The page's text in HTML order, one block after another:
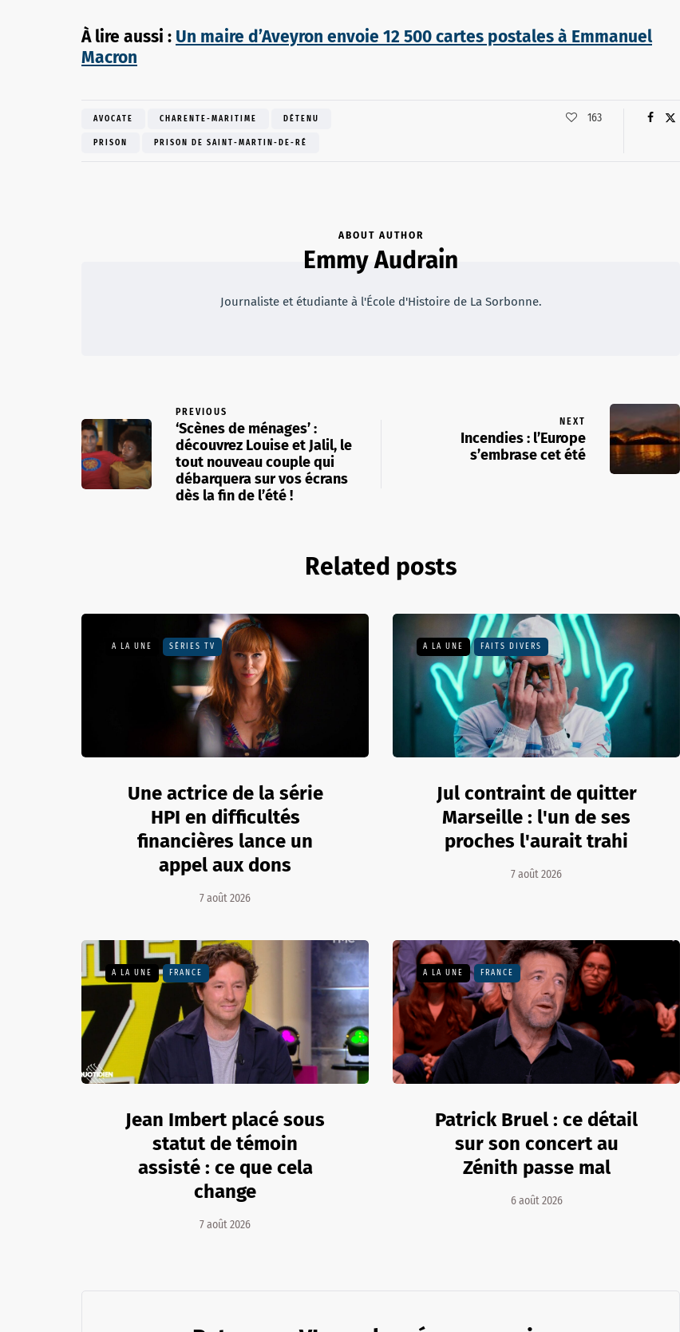
À lire aussi : Un maire d’Aveyron envoie 12 500 cartes postales à Emmanuel
Macron
AVOCATE CHARENTE-MARITIME DÉTENU
PRISON PRISON DE SAINT-MARTIN-DE-RÉ
163
ABOUT AUTHOR
Emmy Audrain
Journaliste et étudiante à l'École d'Histoire de La Sorbonne.
PREVIOUS
‘Scènes de ménages’ :
découvrez Louise et Jalil, le
tout nouveau couple qui
débarquera sur vos écrans
dès la fin de l’été !
NEXT
Incendies : l’Europe
s’embrase cet été
Related posts
A LA UNE SÉRIES TV
Une actrice de la série
HPI en difficultés
financières lance un
appel aux dons
7 août 2026
A LA UNE FAITS DIVERS
Jul contraint de quitter
Marseille : l'un de ses
proches l'aurait trahi
7 août 2026
A LA UNE FRANCE
Jean Imbert placé sous
statut de témoin
assisté : ce que cela
change
7 août 2026
A LA UNE FRANCE
Patrick Bruel : ce détail
sur son concert au
Zénith passe mal
6 août 2026